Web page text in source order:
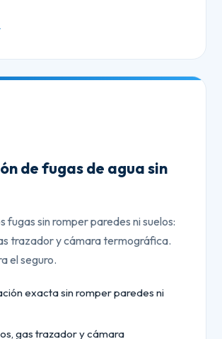
de fugas de agua sin
fugas sin romper paredes ni suelos:
trazador y cámara termográfica.
el seguro.
exacta sin romper paredes ni
gas trazador y cámara